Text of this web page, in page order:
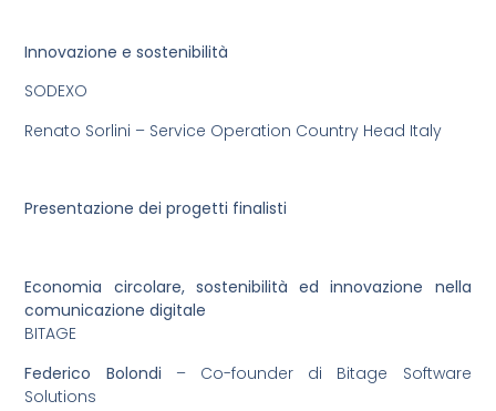
Innovazione e sostenibilità
SODEXO
Renato Sorlini – Service Operation Country Head Italy
Presentazione dei progetti finalisti
Economia circolare, sostenibilità ed innovazione nella
comunicazione digitale
BITAGE
Federico Bolondi – Co-founder di Bitage Software
Solutions